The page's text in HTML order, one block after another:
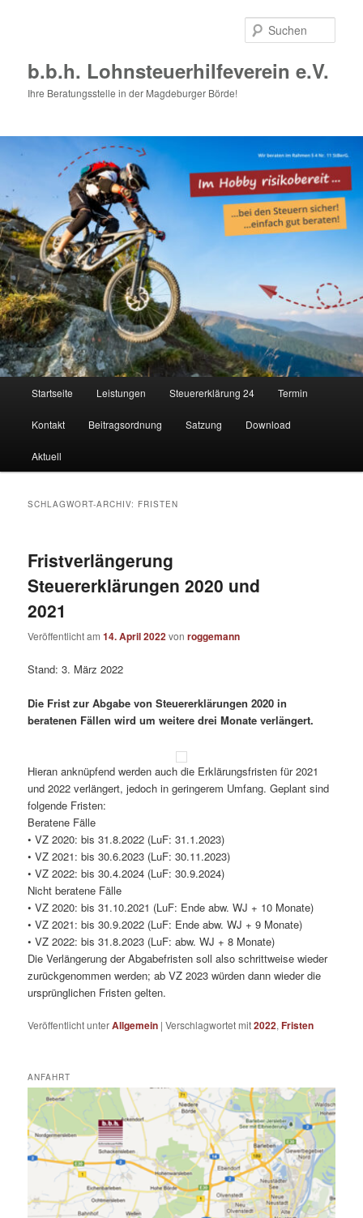
b.b.h. Lohnsteuerhilfeverein e.V.
Ihre Beratungsstelle in der Magdeburger Börde!
Startseite Leistungen Steuererklärung 24 Termin
Kontakt Beitragsordnung Satzung Download
Aktuell
SCHLAGWORT-ARCHIV: FRISTEN
Fristverlängerung
Steuererklärungen 2020 und
2021
Veröffentlicht am14. April 2022vonroggemann
Stand: 3. März 2022
Die Frist zur Abgabe von Steuererklärungen 2020 in
beratenen Fällen wird um weitere drei Monate verlängert.
Hieran anknüpfend werden auch die Erklärungsfristen für 2021
und 2022 verlängert, jedoch in geringerem Umfang. Geplant sind
folgende Fristen:
Beratene Fälle
• VZ 2020: bis 31.8.2022 (LuF: 31.1.2023)
• VZ 2021: bis 30.6.2023 (LuF: 30.11.2023)
• VZ 2022: bis 30.4.2024 (LuF: 30.9.2024)
Nicht beratene Fälle
• VZ 2020: bis 31.10.2021 (LuF: Ende abw. WJ + 10 Monate)
• VZ 2021: bis 30.9.2022 (LuF: Ende abw. WJ + 9 Monate)
• VZ 2022: bis 31.8.2023 (LuF: abw. WJ + 8 Monate)
Die Verlängerung der Abgabefristen soll also schrittweise wieder
zurückgenommen werden; ab VZ 2023 würden dann wieder die
ursprünglichen Fristen gelten.
Veröffentlicht unterAllgemein |Verschlagwortet mit2022,Fristen
ANFAHRT